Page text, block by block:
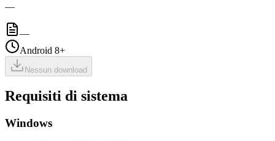
—
—
Android 8+
Nessun download
Requisiti di sistema
Windows